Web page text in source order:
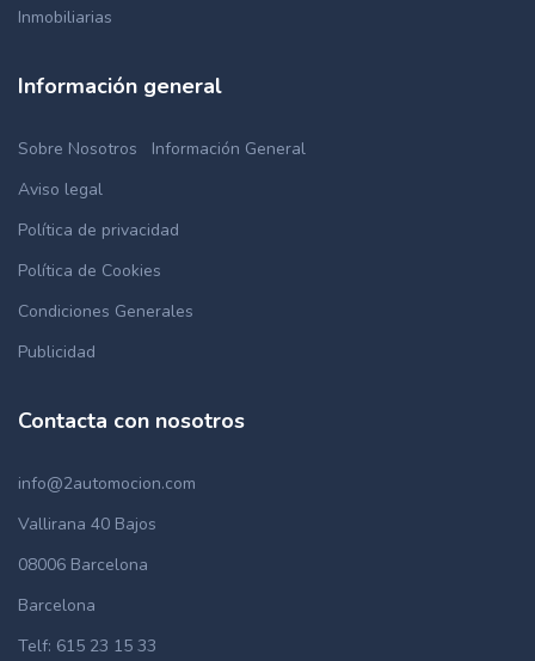
Inmobiliarias
Información general
Sobre Nosotros
Información General
Aviso legal
Política de privacidad
Política de Cookies
Condiciones Generales
Publicidad
Contacta con nosotros
info@2automocion.com
Vallirana 40 Bajos
08006 Barcelona
Barcelona
Telf: 615 23 15 33